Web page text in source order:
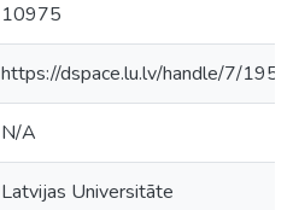
10975
https://dspace.lu.lv/handle/7/
N/A
Latvijas Universitāte